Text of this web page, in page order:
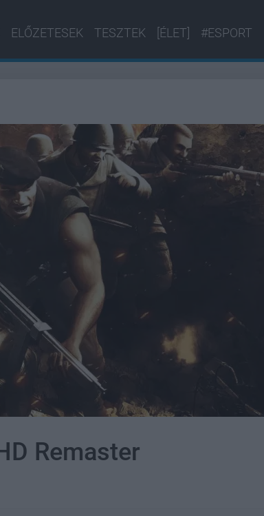
ELŐZETESEK TESZTEK [ÉLET] #ESPORT
Remaster